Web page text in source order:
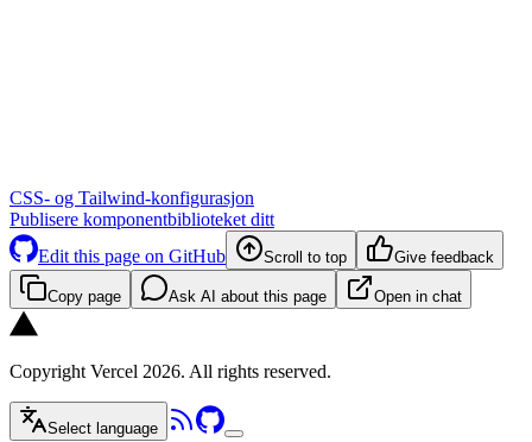
CSS- og Tailwind-konfigurasjon
Publisere komponentbiblioteket ditt
Edit this page on GitHub
Scroll to top Give feedback
Copy page Ask AI about this page Open in chat
Copyright Vercel 2026. All rights reserved.
Select language